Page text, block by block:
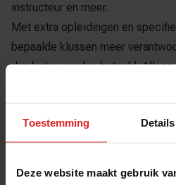
Toestemming Details
Deze website maakt gebruik
instructeur en meer.
Met extra opleidingen en
bepaalde klussen meer
dus beter worden betaald.
Ben je al een
opdrachten?
het overzicht van openstaande